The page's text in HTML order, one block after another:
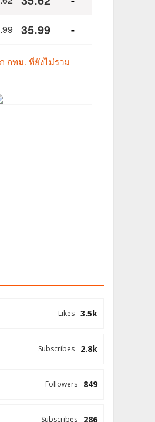
3.5k
Likes
2.8k
Subscribes
849
Followers
286
Subscribes